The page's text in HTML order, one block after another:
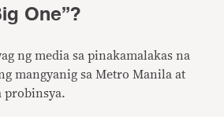
One”?
ng media sa pinakamalakas na
mangyanig sa Metro Manila at
probinsya.